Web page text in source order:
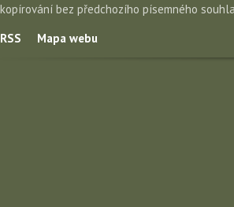
kopírování bez předchozího písemného
RSS
Mapa webu